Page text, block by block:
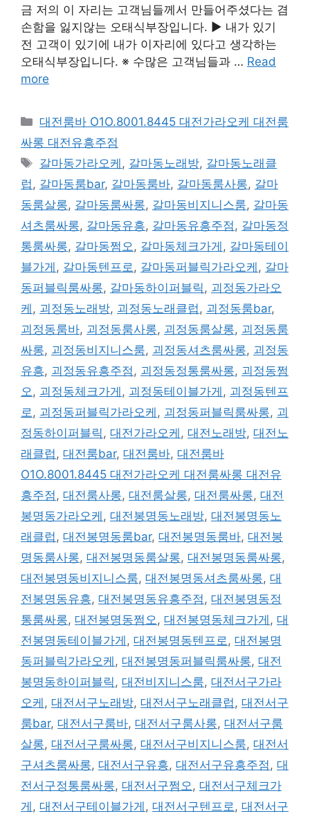
금 저의 이 자리는 고객님들께서 만들어주셨다는 겸
손함을 잃지않는 오태식부장입니다. ▶ 내가 있기
전 고객이 있기에 내가 이자리에 있다고 생각하는
오태식부장입니다. ※ 수많은 고객님들과 … Read
more
카
테
리
대전룸바 O1O.8001.8445 대전가라오케 대전룸
싸롱 대전유흥주점
태
그
갈마동가라오케 , 갈마동노래방, 갈마동노래클
럽, 갈마동룸bar, 갈마동룸바, 갈마동룸사롱, 갈마
동룸살롱, 갈마동룸싸롱, 갈마동비지니스룸, 갈마동
셔츠룸싸롱, 갈마동유흥, 갈마동유흥주점, 갈마동정
통룸싸롱, 갈마동쩜오, 갈마동체크가게 , 갈마동테이
블가게 , 갈마동텐프로, 갈마동퍼블릭가라오케 , 갈마
동퍼블릭룸싸롱, 갈마동하이퍼블릭, 괴정동가라오
케 , 괴정동노래방, 괴정동노래클럽, 괴정동룸bar,
괴정동룸바, 괴정동룸사롱, 괴정동룸살롱, 괴정동룸
싸롱, 괴정동비지니스룸, 괴정동셔츠룸싸롱, 괴정동
유흥, 괴정동유흥주점, 괴정동정통룸싸롱, 괴정동쩜
오, 괴정동체크가게 , 괴정동테이블가게 , 괴정동텐프
로, 괴정동퍼블릭가라오케 , 괴정동퍼블릭룸싸롱, 괴
정동하이퍼블릭, 대전가라오케 , 대전노래방, 대전노
래클럽, 대전룸bar, 대전룸바, 대전룸바
O1O.8001.8445 대전가라오케 대전룸싸롱 대전유
흥주점, 대전룸사롱, 대전룸살롱, 대전룸싸롱, 대전
봉명동가라오케 , 대전봉명동노래방, 대전봉명동노
래클럽, 대전봉명동룸bar, 대전봉명동룸바, 대전봉
명동룸사롱, 대전봉명동룸살롱, 대전봉명동룸싸롱,
대전봉명동비지니스룸, 대전봉명동셔츠룸싸롱, 대
전봉명동유흥, 대전봉명동유흥주점, 대전봉명동정
통룸싸롱, 대전봉명동쩜오, 대전봉명동체크가게 , 대
전봉명동테이블가게 , 대전봉명동텐프로, 대전봉명
동퍼블릭가라오케 , 대전봉명동퍼블릭룸싸롱, 대전
봉명동하이퍼블릭, 대전비지니스룸, 대전서구가라
오케 , 대전서구노래방, 대전서구노래클럽, 대전서구
룸bar, 대전서구룸바, 대전서구룸사롱, 대전서구룸
살롱, 대전서구룸싸롱, 대전서구비지니스룸, 대전서
구셔츠룸싸롱, 대전서구유흥, 대전서구유흥주점, 대
전서구정통룸싸롱, 대전서구쩜오, 대전서구체크가
게 , 대전서구테이블가게 , 대전서구텐프로, 대전서구